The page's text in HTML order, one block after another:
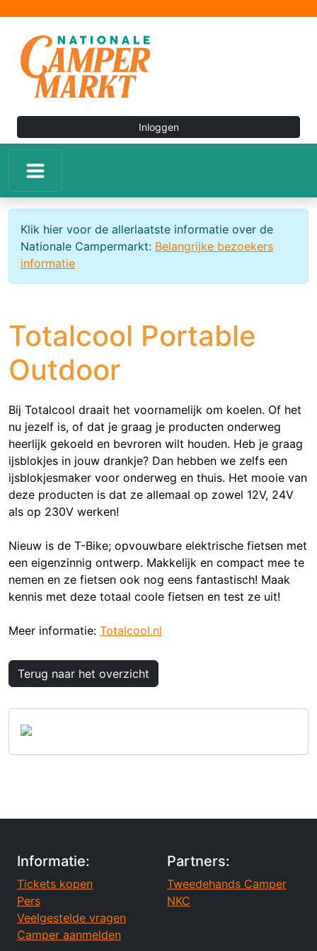
Inloggen
Klik hier voor de allerlaatste informatie over de
Nationale Campermarkt: Belangrijke bezoekers
informatie
Totalcool Portable
Outdoor
Bij Totalcool draait het voornamelijk om koelen. Of het
nu jezelf is, of dat je graag je producten onderweg
heerlijk gekoeld en bevroren wilt houden. Heb je graag
ijsblokjes in jouw drankje? Dan hebben we zelfs een
ijsblokjesmaker voor onderweg en thuis. Het mooie van
deze producten is dat ze allemaal op zowel 12V, 24V
als op 230V werken!
Nieuw is de T-Bike; opvouwbare elektrische fietsen met
een eigenzinnig ontwerp. Makkelijk en compact mee te
nemen en ze fietsen ook nog eens fantastisch! Maak
kennis met deze totaal coole fietsen en test ze uit!
Meer informatie: Totalcool.nl
Terug naar het overzicht
Informatie:
Tickets kopen
Pers
Veelgestelde vragen
Camper aanmelden
Partners:
Tweedehands Camper
NKC